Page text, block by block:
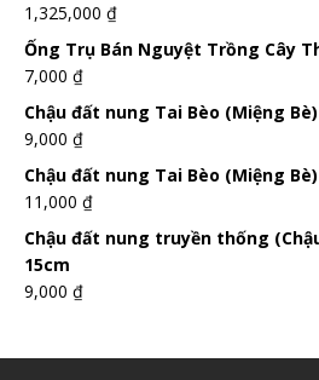
1,325,000 ₫
Ống Trụ Bán Nguyệt Trồng Cây
7,000 ₫
Chậu đất nung Tai Bèo (Miệng
9,000 ₫
Chậu đất nung Tai Bèo (Miệng
11,000 ₫
Chậu đất nung truyền thống
15cm
9,000 ₫